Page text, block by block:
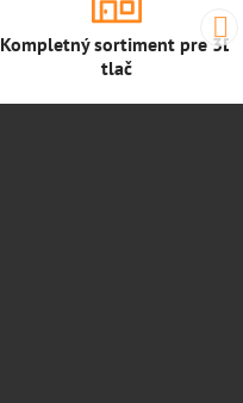
Kompletný sortiment pre 3D
tlač